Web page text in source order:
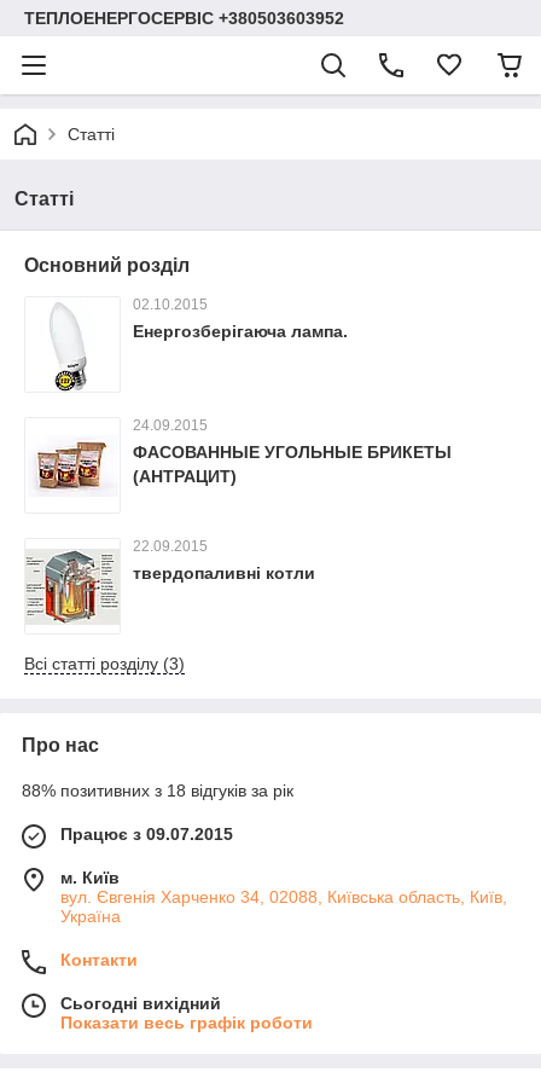
ТЕПЛОЕНЕРГОСЕРВІС +380503603952
Статті
Статті
Основний розділ
02.10.2015
Енергозберігаюча лампа.
24.09.2015
ФАСОВАННЫЕ УГОЛЬНЫЕ БРИКЕТЫ
(АНТРАЦИТ)
22.09.2015
твердопаливні котли
Всі статті розділу (3)
Про нас
88% позитивних з 18 відгуків за рік
Працює з 09.07.2015
м. Київ
вул. Євгенія Харченко 34, 02088, Київська область, Київ,
Україна
Контакти
Сьогодні вихідний
Показати весь графік роботи